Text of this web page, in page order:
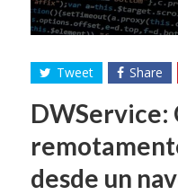
Tweet Share
DWService:
desde un